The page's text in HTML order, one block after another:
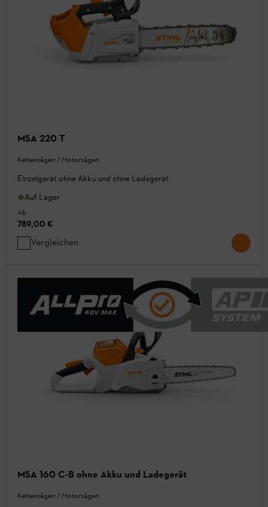
MSA 220 T
Kettensägen / Motorsägen
Einzelgerät ohne Akku und ohne Ladegerät
Auf Lager
Ab
789,00 €
Vergleichen
MSA 160 C-B ohne Akku und Ladegerät
Kettensägen / Motorsägen